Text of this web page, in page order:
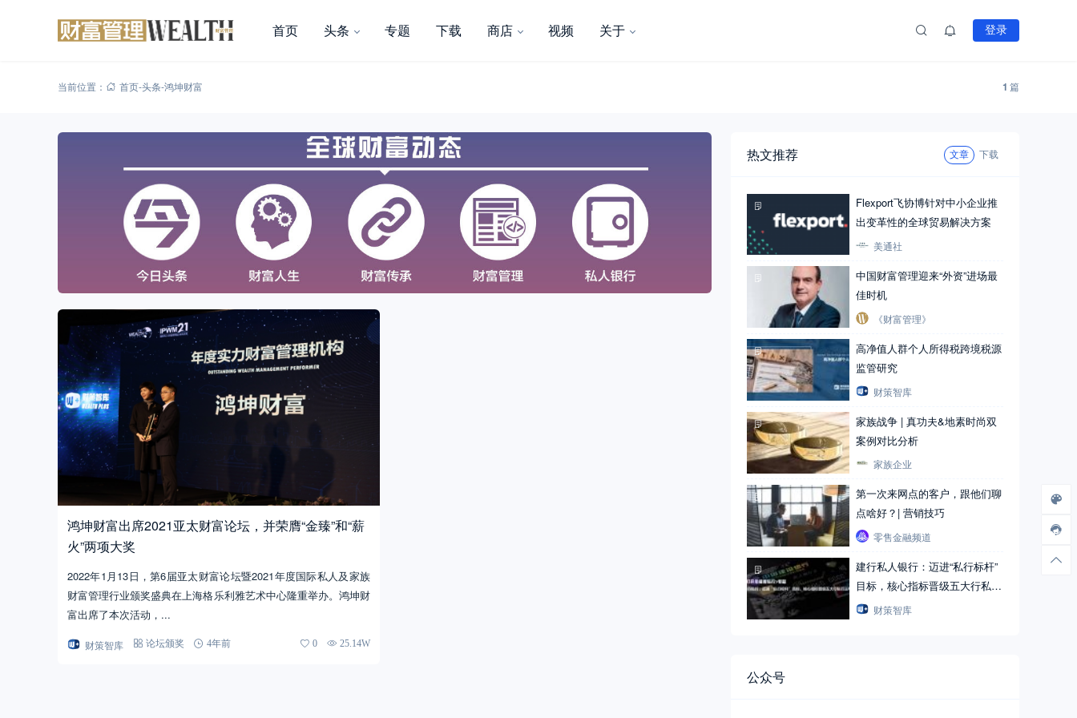
首页 头条 专题 下载 商店 视频 关于 登录
当前位置： 首页-头条-鸿坤财富 1 篇
鸿坤财富出席2021亚太财富论坛，并荣膺“金臻”和“薪
火”两项大奖
2022年1月13日，第6届亚太财富论坛暨2021年度国际私人及家族
财富管理行业颁奖盛典在上海格乐利雅艺术中心隆重举办。鸿坤财
富出席了本次活动，...
财策智库 论坛颁奖 4年前 0 25.14W
热文推荐 文章 下载
Flexport飞协博针对中小企业推
出变革性的全球贸易解决方案
美通社
中国财富管理迎来“外资”进场最
佳时机
《财富管理》
高净值人群个人所得税跨境税源
监管研究
财策智库
家族战争 | 真功夫&地素时尚双
案例对比分析
家族企业
第一次来网点的客户，跟他们聊
点啥好？| 营销技巧
零售金融频道
建行私人银行：迈进“私行标杆”
目标，核心指标晋级五大行私行
三甲财策智库
公众号